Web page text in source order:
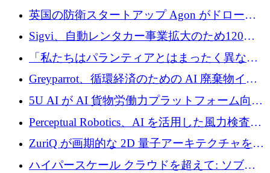
ジング プラットフォームを拡張するためにシ
リーズ B で 2,000 万ドルを確保
英国の防衛スタートアップ Agon がドローン
攻撃に対抗する仮想戦場を構築、3,000 万ドル
を調達
Sigvi、自動レンタカー事業拡大のため120万
ユーロを調達
「私たちはパランティアとはまったく異なる
会社です」とフランス人の「控えめな」後任
者は言う
Greyparrot、循環経済のための AI 廃棄物イン
テリジェンスを拡張するためにシリーズ B で
2,700 万ドルを確保
5U AI が AI 貨物労働力プラットフォーム向け
に 320 万ドルのプレシードを獲得
Perceptual Robotics、AI を活用した風力検査の
規模拡大に向けて 400 万ポンド以上を確保
ZuriQ が画期的な 2D 量子アーキテクチャを拡
張するために 2,550 万ドルを調達
ハイパースケール クラウドを超えて: ソブリ